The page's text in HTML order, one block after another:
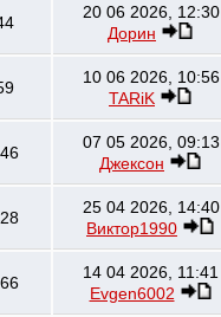
20 06 2026, 12:30
Дорин
10 06 2026, 10:56
TARiK
07 05 2026, 09:13
Джексон
25 04 2026, 14:40
Виктор1990
14 04 2026, 11:41
Evgen6002